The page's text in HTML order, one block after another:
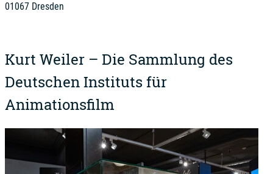
01067 Dresden
Kurt Weiler – Die Sammlung des
Deutschen Instituts für
Animationsfilm